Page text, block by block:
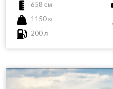
658 см
1150 кг
200 л